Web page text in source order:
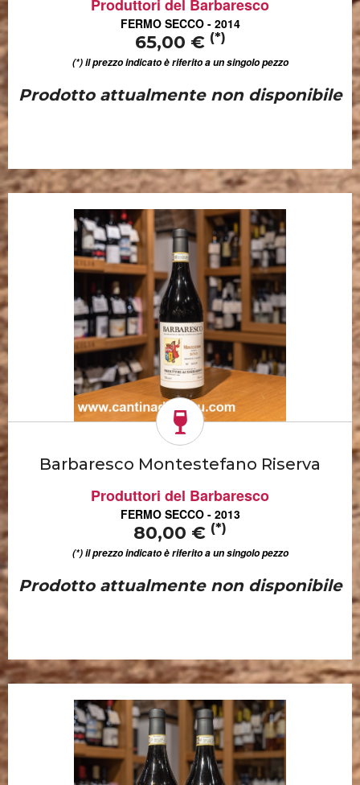
Produttori del Barbaresco
FERMO SECCO - 2014
65,00 € (*)
(*) il prezzo indicato è riferito a un singolo pezzo
Prodotto attualmente non disponibile
Barbaresco Montestefano Riserva
Produttori del Barbaresco
FERMO SECCO - 2013
80,00 € (*)
(*) il prezzo indicato è riferito a un singolo pezzo
Prodotto attualmente non disponibile